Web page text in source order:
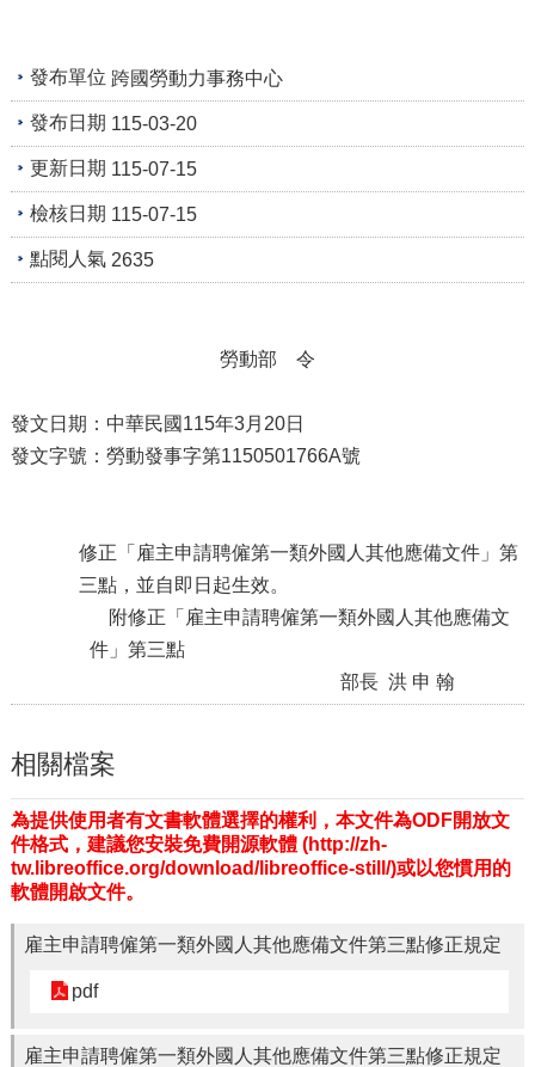
政
策
政
府
網
資
料
檢
舉
發布單位 跨國勞動力事務中心
發布日期 115-03-20
更新日期 115-07-15
檢核日期 115-07-15
點閱人氣 2635
勞動部 令
發文日期：中華民國115年3月20日
發文字號：勞動發事字第1150501766A號
修正「雇主申請聘僱第一類外國人其他應備文件」第
三點，並自即日起生效。
附修正「雇主申請聘僱第一類外國人其他應備文
件」第三點
部長 洪 申 翰
相關檔案
為提供使用者有文書軟體選擇的權利，本文件為ODF開放文
件格式，建議您安裝免費開源軟體 (http://zh-
tw.libreoffice.org/download/libreoffice-still/)或以您慣用的
軟體開啟文件。
雇主申請聘僱第一類外國人其他應備文件第三點修正規定
pdf
雇主申請聘僱第一類外國人其他應備文件第三點修正規定